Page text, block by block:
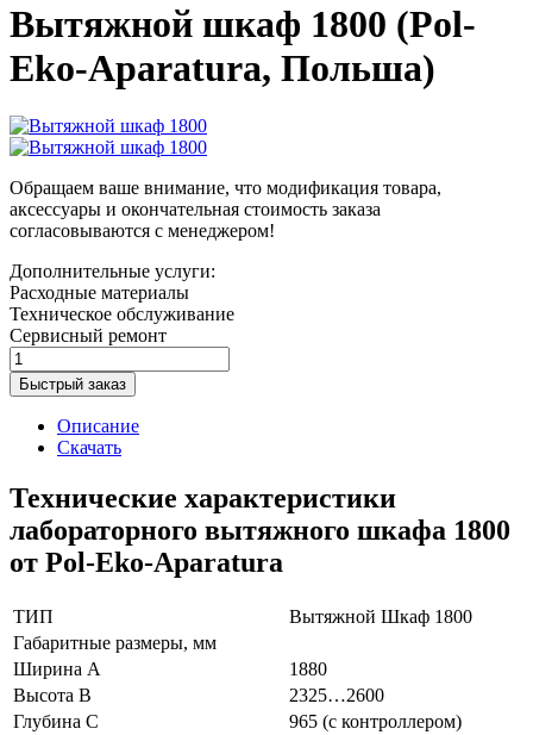
Вытяжной шкаф 1800 (Pol-
Eko-Aparatura, Польша)
Обращаем ваше внимание, что модификация товара,
аксессуары и окончательная стоимость заказа
согласовываются с менеджером!
Дополнительные услуги:
Расходные материалы
Техническое обслуживание
Сервисный ремонт
Быстрый заказ
Описание
Скачать
Технические характеристики
лабораторного вытяжного шкафа 1800
от Pol-Eko-Aparatura
ТИП
Вытяжной Шкаф 1800
Габаритные размеры, мм
Ширина A
1880
Высота B
2325…2600
Глубина C
965 (с контроллером)